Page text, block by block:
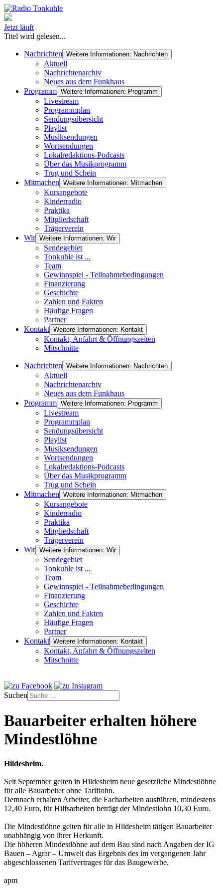
Jetzt läuft
Titel wird gelesen...
Nachrichten Weitere Informationen: Nachrichten
Aktuell
Nachrichtenarchiv
Neues aus dem Funkhaus
Programm Weitere Informationen: Programm
Livestream
Programmplan
Sendungsübersicht
Playlist
Musiksendungen
Wortsendungen
Lokalredaktions-Podcasts
Über das Musikprogramm
Trug und Schein
Mitmachen Weitere Informationen: Mitmachen
Kursangebote
Kinderradio
Praktika
Mitgliedschaft
Trägerverein
Wir Weitere Informationen: Wir
Sendegebiet
Tonkuhle ist ...
Team
Gewinnspiel - Teilnahmebedingungen
Finanzierung
Geschichte
Zahlen und Fakten
Häufige Fragen
Partner
Kontakt Weitere Informationen: Kontakt
Kontakt, Anfahrt & Öffnungszeiten
Mitschnitte
Nachrichten Weitere Informationen: Nachrichten
Aktuell
Nachrichtenarchiv
Neues aus dem Funkhaus
Programm Weitere Informationen: Programm
Livestream
Programmplan
Sendungsübersicht
Playlist
Musiksendungen
Wortsendungen
Lokalredaktions-Podcasts
Über das Musikprogramm
Trug und Schein
Mitmachen Weitere Informationen: Mitmachen
Kursangebote
Kinderradio
Praktika
Mitgliedschaft
Trägerverein
Wir Weitere Informationen: Wir
Sendegebiet
Tonkuhle ist ...
Team
Gewinnspiel - Teilnahmebedingungen
Finanzierung
Geschichte
Zahlen und Fakten
Häufige Fragen
Partner
Kontakt Weitere Informationen: Kontakt
Kontakt, Anfahrt & Öffnungszeiten
Mitschnitte
Suchen
Bauarbeiter erhalten höhere
Mindestlöhne
Hildesheim.
Seit September gelten in Hildesheim neue gesetzliche Mindestlöhne
für alle Bauarbeiter ohne Tariflohn.
Demnach erhalten Arbeiter, die Facharbeiten ausführen, mindestens
12,40 Euro, für Hilfsarbeiten beträgt der Mindestlohn 10,30 Euro.
Die Mindestlöhne gelten für alle in Hildesheim tätigen Bauarbeiter
unabhängig von ihrer Herkunft.
Die höheren Mindestlöhne auf dem Bau sind nach Angaben der IG
Bauen – Agrar – Umwelt das Ergebnis des im vergangenen Jahr
abgeschlossenen Tarifvertrages für das Baugewerbe.
apm